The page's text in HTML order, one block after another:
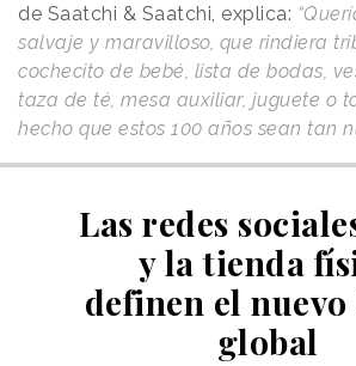
de Saatchi & Saatchi, explica:
salvaje y maravilloso, que rindiera
cochecito de bebé, lista de bodas,
taza de té, mesa auxiliar, juguete o
hecho que estos 100 años sean tan
Las redes
y la tienda
definen el
global